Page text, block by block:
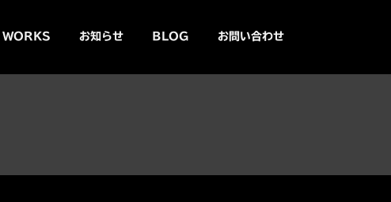
WORKS お知らせ BLOG お問い合わせ